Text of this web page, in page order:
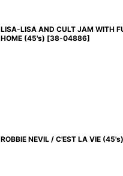
LISA-LISA AND CULT JAM WITH
HOME (45's) [38-04886]
ROBBIE NEVIL / C'EST LA VIE